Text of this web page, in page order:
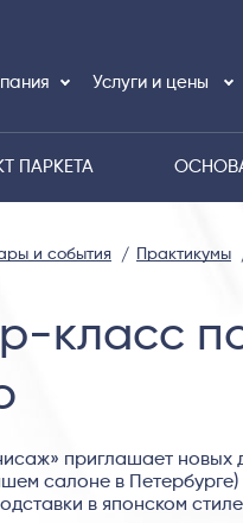
Услуги и цены
ПАРКЕТА
и события Практикумы
класс
приглашает новых
салоне в
в японском